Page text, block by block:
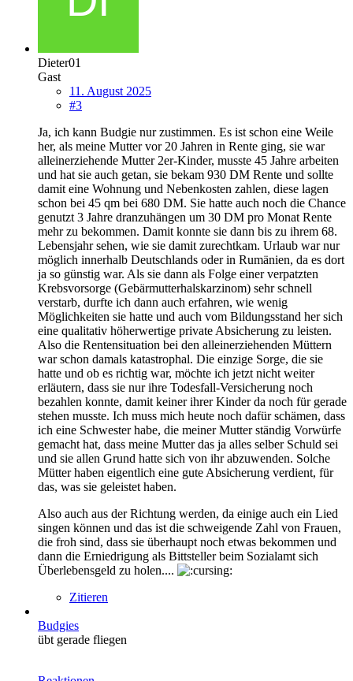
Dieter01
Gast
11. August 2025
#3
Ja, ich kann Budgie nur zustimmen. Es ist schon eine Weile
her, als meine Mutter vor 20 Jahren in Rente ging, sie war
alleinerziehende Mutter 2er-Kinder, musste 45 Jahre arbeiten
und hat sie auch getan, sie bekam 930 DM Rente und sollte
damit eine Wohnung und Nebenkosten zahlen, diese lagen
schon bei 45 qm bei 680 DM. Sie hatte auch noch die Chance
genutzt 3 Jahre dranzuhängen um 30 DM pro Monat Rente
mehr zu bekommen. Damit konnte sie dann bis zu ihrem 68.
Lebensjahr sehen, wie sie damit zurechtkam. Urlaub war nur
möglich innerhalb Deutschlands oder in Rumänien, da es dort
ja so günstig war. Als sie dann als Folge einer verpatzten
Krebsvorsorge (Gebärmutterhalskarzinom) sehr schnell
verstarb, durfte ich dann auch erfahren, wie wenig
Möglichkeiten sie hatte und auch vom Bildungsstand her sich
eine qualitativ höherwertige private Absicherung zu leisten.
Also die Rentensituation bei den alleinerziehenden Müttern
war schon damals katastrophal. Die einzige Sorge, die sie
hatte und ob es richtig war, möchte ich jetzt nicht weiter
erläutern, dass sie nur ihre Todesfall-Versicherung noch
bezahlen konnte, damit keiner ihrer Kinder da noch für gerade
stehen musste. Ich muss mich heute noch dafür schämen, dass
ich eine Schwester habe, die meiner Mutter ständig Vorwürfe
gemacht hat, dass meine Mutter das ja alles selber Schuld sei
und sie allen Grund hatte sich von ihr abzuwenden. Solche
Mütter haben eigentlich eine gute Absicherung verdient, für
das, was sie geleistet haben.
Also auch aus der Richtung werden, da einige auch ein Lied
singen können und das ist die schweigende Zahl von Frauen,
die froh sind, dass sie überhaupt noch etwas bekommen und
dann die Erniedrigung als Bittsteller beim Sozialamt sich
Überlebensgeld zu holen....
Zitieren
Budgies
übt gerade fliegen